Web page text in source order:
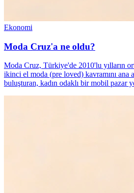
Ekonomi
Moda Cruz'a ne oldu?
Moda Cruz, Türkiye'de 2010'lu yılların
ikinci el moda (pre loved) kavramını ana
buluşturan, kadın odaklı bir mobil